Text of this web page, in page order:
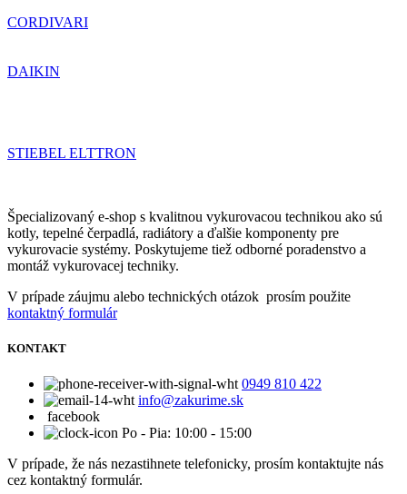
CORDIVARI
DAIKIN
STIEBEL ELTTRON
Špecializovaný e-shop s kvalitnou vykurovacou technikou ako sú
kotly, tepelné čerpadlá, radiátory a ďalšie komponenty pre
vykurovacie systémy. Poskytujeme tiež odborné poradenstvo a
montáž vykurovacej techniky.
V prípade záujmu alebo technických otázok prosím použite
kontaktný formulár
KONTAKT
0949 810 422
info@zakurime.sk
facebook
Po - Pia: 10:00 - 15:00
V prípade, že nás nezastihnete telefonicky, prosím kontaktujte nás
cez kontaktný formulár.